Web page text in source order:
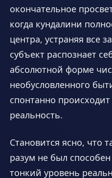
окончательное
когда кундалини
центра, устраняя все
субъект распознает
абсолютной форме
необусловленного
спонтанно
реальность.
Становится ясно, что
разум не был
тонкий уровень